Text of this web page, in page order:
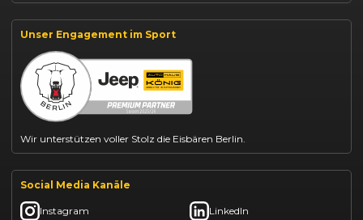
Jeep Renegade finanzieren
Suzuki Swift finanzieren
BYD Dolphin finanzieren
Kia Ceed finanzieren
Kia Sportage leasen
Mazda CX-30 finanzieren
Citroën C3 leasen
Unser Engagement im Sport
Wir unterstützen voller Stolz die Eisbären Berlin.
Social Media Kanäle
Instagram LinkedIn